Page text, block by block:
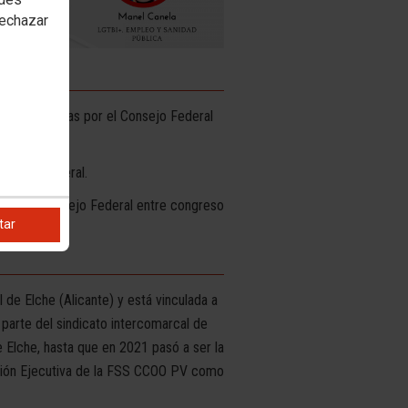
adoptadas por el Consejo Federal
Federal.
y al Consejo Federal entre congreso
Elche (Alicante) y está vinculada a
del sindicato intercomarcal de
hasta que en 2021 pasó a ser la
Ejecutiva de la FSS CCOO PV como